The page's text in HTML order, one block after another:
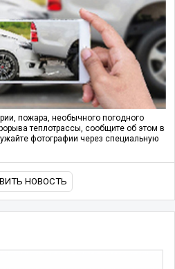
пожара, необычного погодного
теплотрассы, сообщите об этом в
фотографии через специальную
НОВОСТЬ